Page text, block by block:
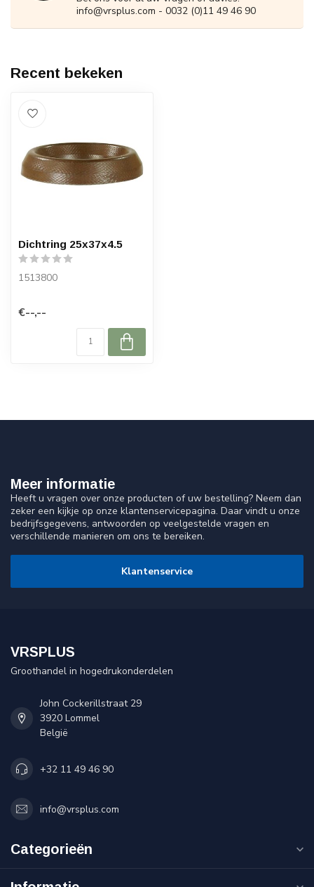
info@vrsplus.com - 0032 (0)11 49 46 90
Recent bekeken
Dichtring 25x37x4.5
1513800
€--,--
Meer informatie
Heeft u vragen over onze producten of uw bestelling? Neem dan
zeker een kijkje op onze klantenservicepagina. Daar vindt u onze
bedrijfsgegevens, antwoorden op veelgestelde vragen en
verschillende manieren om ons te bereiken.
Klantenservice
VRSPLUS
Groothandel in hogedrukonderdelen
John Cockerillstraat 29
3920 Lommel
België
+32 11 49 46 90
info@vrsplus.com
Categorieën